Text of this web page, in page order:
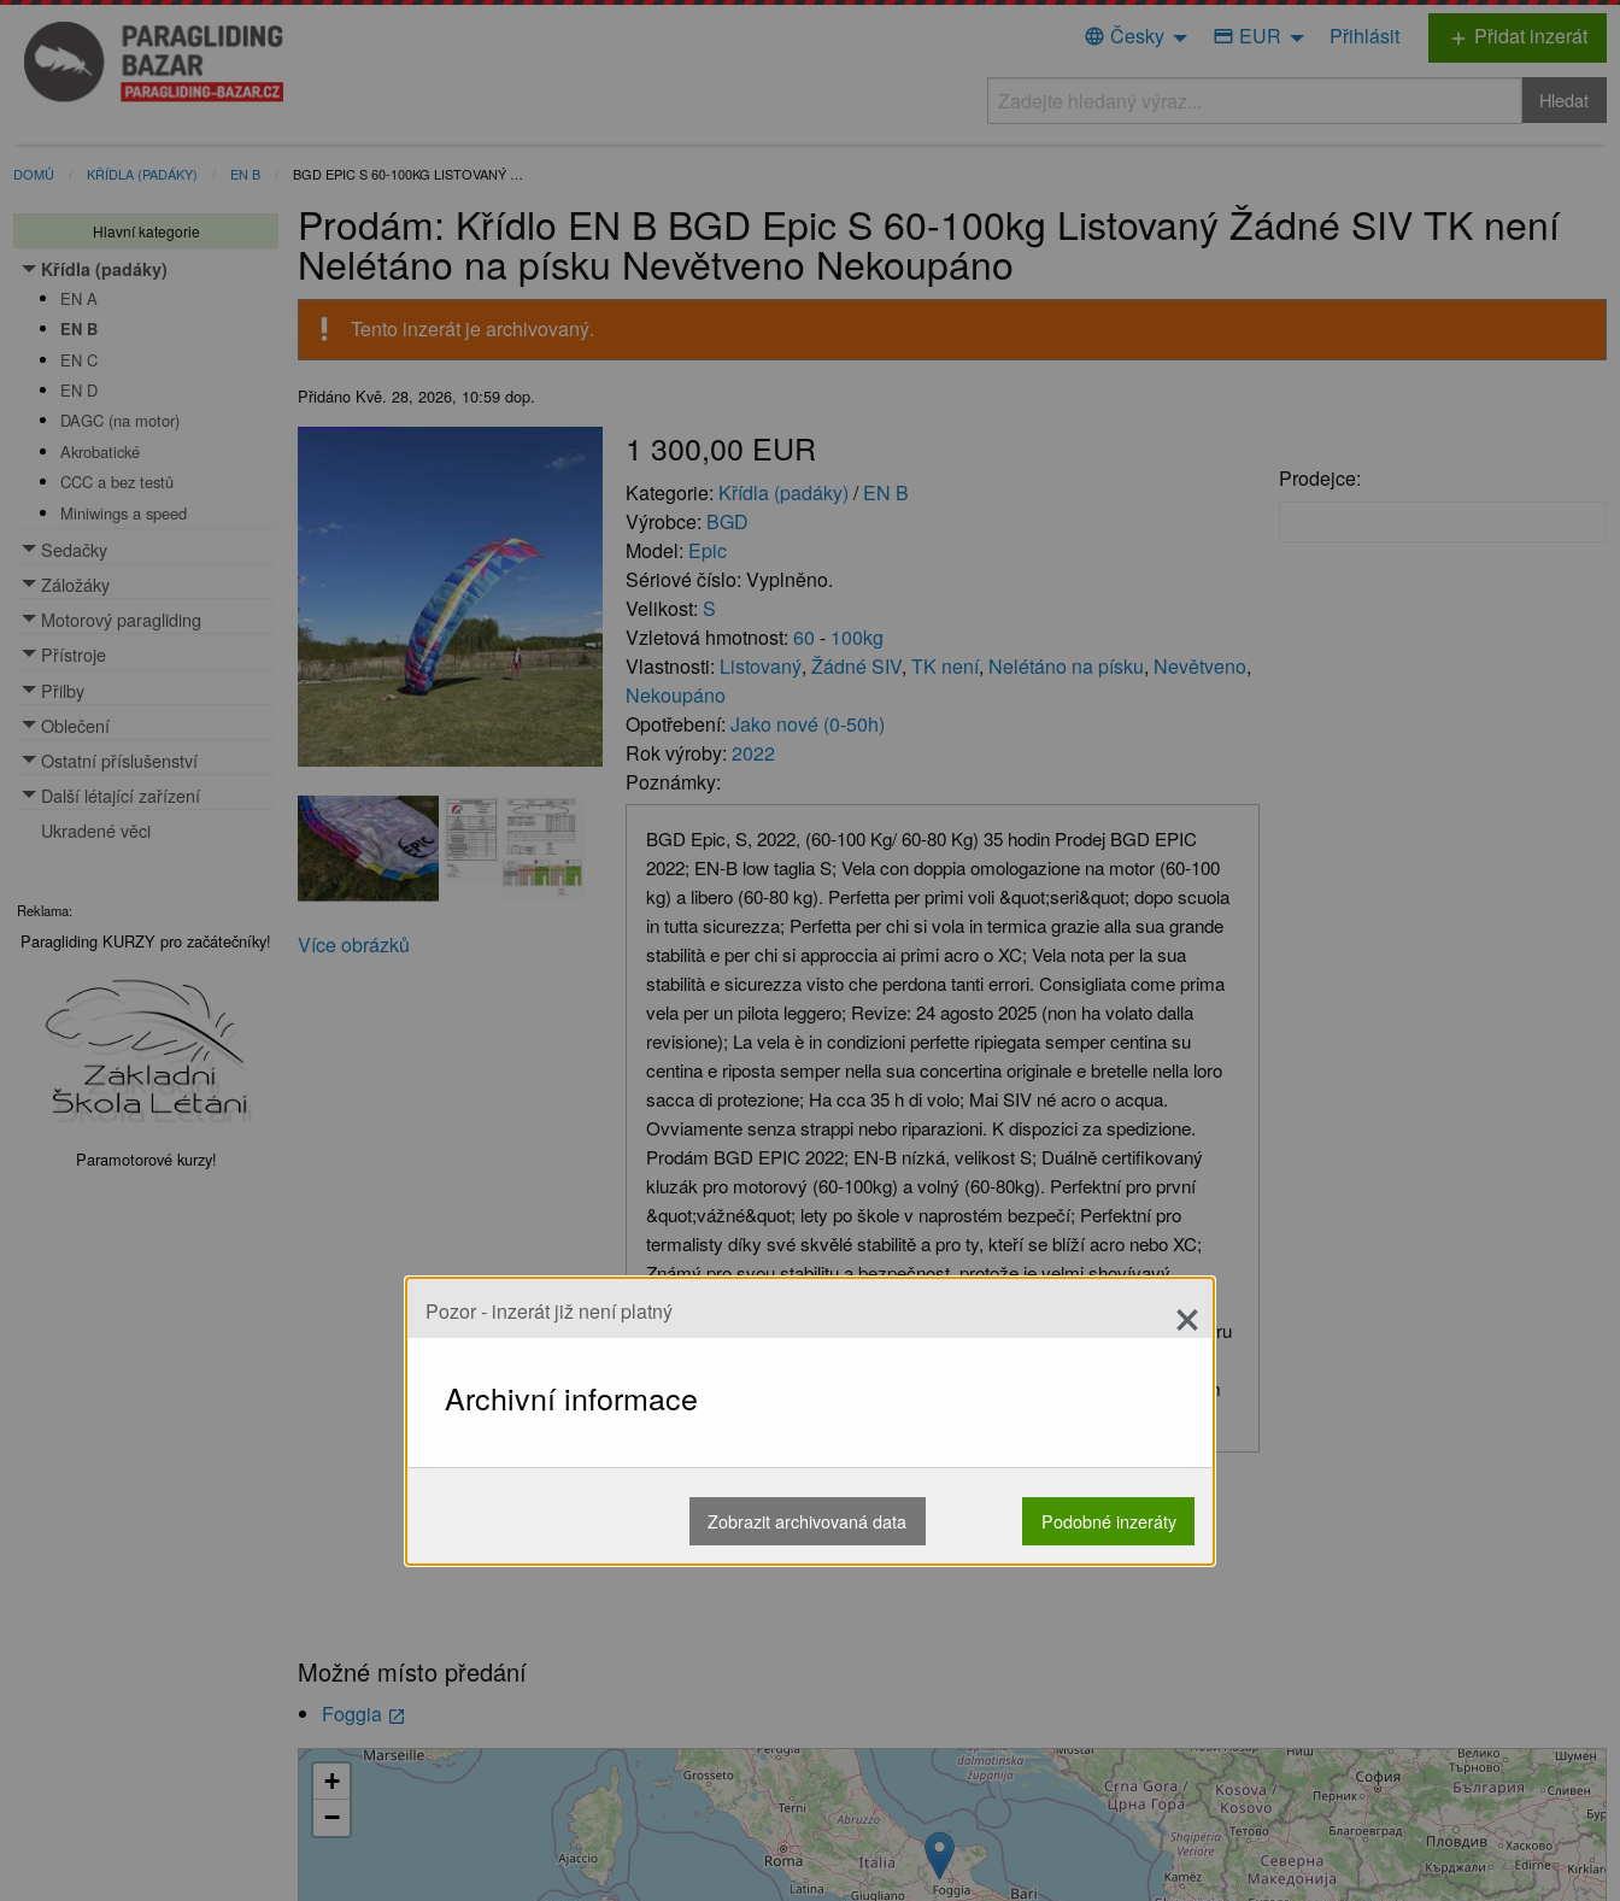
language Česky credit_card EUR Přihlásit add Přidat inzerát
Hledat
DOMŮ KŘÍDLA (PADÁKY) EN B BGD EPIC S 60-100KG LISTOVANÝ …
Hlavní kategorie
Křídla (padáky)
Toggle menu
EN A
EN B
EN C
EN D
DAGC (na motor)
Akrobatické
CCC a bez testů
Miniwings a speed
Sedačky
Toggle menu
Záložáky
Toggle menu
Motorový paragliding
Toggle menu
Přístroje
Toggle menu
Přilby
Toggle menu
Oblečení
Toggle menu
Ostatní příslušenství
Toggle menu
Další létající zařízení
Toggle menu
Ukradené věci
Reklama:
Paragliding KURZY pro začátečníky!
Paramotorové kurzy!
Prodám: Křídlo EN B BGD Epic S 60-100kg Listovaný Žádné SIV TK není
Nelétáno na písku Nevětveno Nekoupáno
priority_high Tento inzerát je archivovaný.
Přidáno Kvě. 28, 2026, 10:59 dop.
Více obrázků
1 300,00 EUR
Kategorie: Křídla (padáky) /EN B
Výrobce: BGD
Model: Epic
Sériové číslo: Vyplněno.
Velikost: S
Vzletová hmotnost: 60 - 100kg
Vlastnosti: Listovaný, Žádné SIV, TK není, Nelétáno na písku, Nevětveno,
Nekoupáno
Opotřebení: Jako nové (0-50h)
Rok výroby: 2022
Poznámky:
BGD Epic, S, 2022, (60-100 Kg/ 60-80 Kg) 35 hodin Prodej BGD EPIC
2022; EN-B low taglia S; Vela con doppia omologazione na motor (60-100
kg) a libero (60-80 kg). Perfetta per primi voli &quot;seri&quot; dopo scuola
in tutta sicurezza; Perfetta per chi si vola in termica grazie alla sua grande
stabilità e per chi si approccia ai primi acro o XC; Vela nota per la sua
stabilità e sicurezza visto che perdona tanti errori. Consigliata come prima
vela per un pilota leggero; Revize: 24 agosto 2025 (non ha volato dalla
revisione); La vela è in condizioni perfette ripiegata semper centina su
centina e riposta semper nella sua concertina originale e bretelle nella loro
sacca di protezione; Ha cca 35 h di volo; Mai SIV né acro o acqua.
Ovviamente senza strappi nebo riparazioni. K dispozici za spedizione.
Prodám BGD EPIC 2022; EN-B nízká, velikost S; Duálně certifikovaný
kluzák pro motorový (60-100kg) a volný (60-80kg). Perfektní pro první
&quot;vážné&quot; lety po škole v naprostém bezpečí; Perfektní pro
termalisty díky své skvělé stabilitě a pro ty, kteří se blíží acro nebo XC;
Známý pro svou stabilitu a bezpečnost, protože je velmi shovívavý.
Doporučeno jako první kluzák pro lehké piloty; Kontrola: 24. 8. 2025 (od
kontroly neletěl); Kluzák je v perfektním stavu, vždy složený žebro k žebru
nalétáno přibližně 35 hodin; Nikdy nebyl na SIV, akrobatickém ani vodním
letu. Samozřejmě bez poškození nebo oprav. K dispozici k odeslání.
Možnosti předání:
Osobní převzetí
Prodejce:
Možné místo předání
Foggia launch
Načítání...
+
−
Pozor - inzerát již není platný ×
Archivní informace
Zobrazit archivovaná data Podobné inzeráty